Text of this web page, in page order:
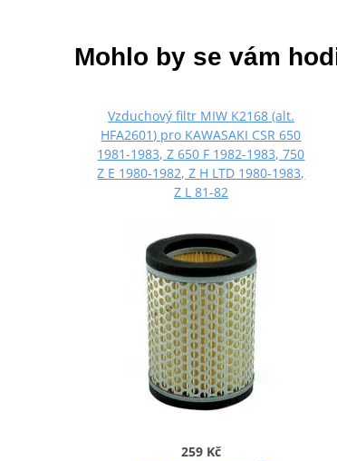
Mohlo by se vám
Vzduchový filtr MIW K2168 (alt.
HFA2601) pro KAWASAKI CSR 650
1981-1983, Z 650 F 1982-1983, 750
Z E 1980-1982, Z H LTD 1980-1983,
Z L 81-82
259 Kč